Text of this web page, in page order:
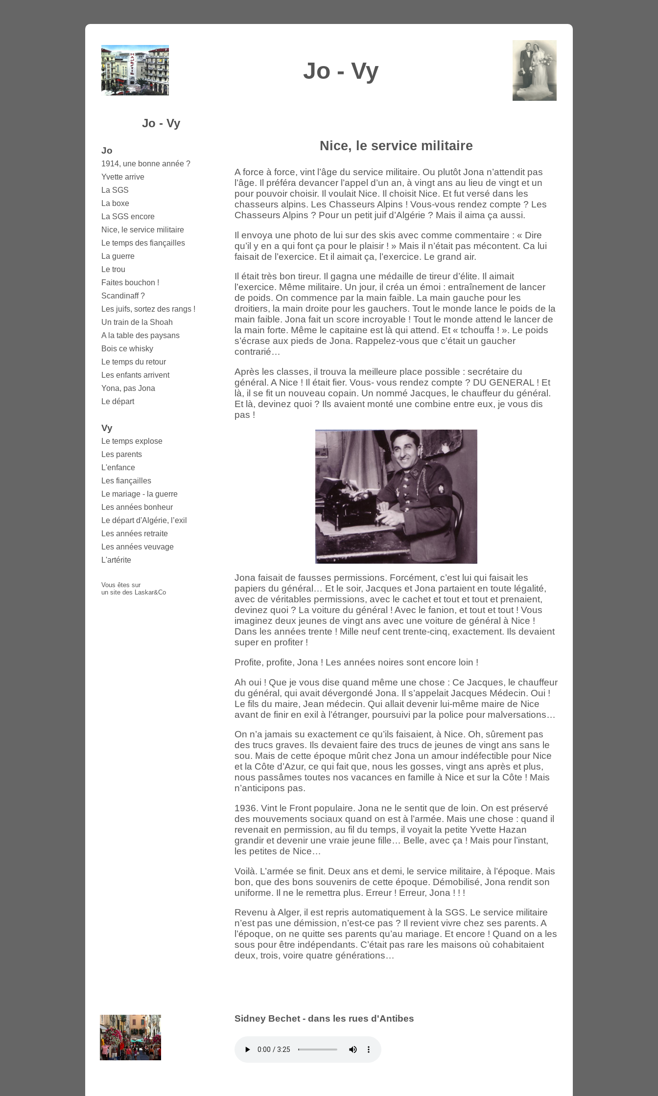
Jo - Vy
Jo - Vy
Jo
1914, une bonne année ?
Yvette arrive
La SGS
La boxe
La SGS encore
Nice, le service militaire
Le temps des fiançailles
La guerre
Le trou
Faites bouchon !
Scandinaff ?
Les juifs, sortez des rangs !
Un train de la Shoah
A la table des paysans
Bois ce whisky
Le temps du retour
Les enfants arrivent
Yona, pas Jona
Le départ
Vy
Le temps explose
Les parents
L'enfance
Les fiançailles
Le mariage - la guerre
Les années bonheur
Le départ d'Algérie, l’exil
Les années retraite
Les années veuvage
L'artérite
Vous êtes sur
un site des Laskar&Co
Nice, le service militaire
A force à force, vint l’âge du service militaire. Ou plutôt Jona n’attendit pas
l’âge. Il préféra devancer l’appel d’un an, à vingt ans au lieu de vingt et un
pour pouvoir choisir. Il voulait Nice. Il choisit Nice. Et fut versé dans les
chasseurs alpins. Les Chasseurs Alpins ! Vous-vous rendez compte ? Les
Chasseurs Alpins ? Pour un petit juif d’Algérie ? Mais il aima ça aussi.
Il envoya une photo de lui sur des skis avec comme commentaire : « Dire
qu’il y en a qui font ça pour le plaisir ! » Mais il n’était pas mécontent. Ca lui
faisait de l’exercice. Et il aimait ça, l’exercice. Le grand air.
Il était très bon tireur. Il gagna une médaille de tireur d’élite. Il aimait
l’exercice. Même militaire. Un jour, il créa un émoi : entraînement de lancer
de poids. On commence par la main faible. La main gauche pour les
droitiers, la main droite pour les gauchers. Tout le monde lance le poids de la
main faible. Jona fait un score incroyable ! Tout le monde attend le lancer de
la main forte. Même le capitaine est là qui attend. Et « tchouffa ! ». Le poids
s’écrase aux pieds de Jona. Rappelez-vous que c’était un gaucher
contrarié…
Après les classes, il trouva la meilleure place possible : secrétaire du
général. A Nice ! Il était fier. Vous- vous rendez compte ? DU GENERAL ! Et
là, il se fit un nouveau copain. Un nommé Jacques, le chauffeur du général.
Et là, devinez quoi ? Ils avaient monté une combine entre eux, je vous dis
pas !
Jona faisait de fausses permissions. Forcément, c’est lui qui faisait les
papiers du général… Et le soir, Jacques et Jona partaient en toute légalité,
avec de véritables permissions, avec le cachet et tout et tout et prenaient,
devinez quoi ? La voiture du général ! Avec le fanion, et tout et tout ! Vous
imaginez deux jeunes de vingt ans avec une voiture de général à Nice !
Dans les années trente ! Mille neuf cent trente-cinq, exactement. Ils devaient
super en profiter !
Profite, profite, Jona ! Les années noires sont encore loin !
Ah oui ! Que je vous dise quand même une chose : Ce Jacques, le chauffeur
du général, qui avait dévergondé Jona. Il s’appelait Jacques Médecin. Oui !
Le fils du maire, Jean médecin. Qui allait devenir lui-même maire de Nice
avant de finir en exil à l’étranger, poursuivi par la police pour malversations…
On n’a jamais su exactement ce qu’ils faisaient, à Nice. Oh, sûrement pas
des trucs graves. Ils devaient faire des trucs de jeunes de vingt ans sans le
sou. Mais de cette époque mûrit chez Jona un amour indéfectible pour Nice
et la Côte d’Azur, ce qui fait que, nous les gosses, vingt ans après et plus,
nous passâmes toutes nos vacances en famille à Nice et sur la Côte ! Mais
n’anticipons pas.
1936. Vint le Front populaire. Jona ne le sentit que de loin. On est préservé
des mouvements sociaux quand on est à l’armée. Mais une chose : quand il
revenait en permission, au fil du temps, il voyait la petite Yvette Hazan
grandir et devenir une vraie jeune fille… Belle, avec ça ! Mais pour l’instant,
les petites de Nice…
Voilà. L’armée se finit. Deux ans et demi, le service militaire, à l’époque. Mais
bon, que des bons souvenirs de cette époque. Démobilisé, Jona rendit son
uniforme. Il ne le remettra plus. Erreur ! Erreur, Jona ! ! !
Revenu à Alger, il est repris automatiquement à la SGS. Le service militaire
n’est pas une démission, n’est-ce pas ? Il revient vivre chez ses parents. A
l’époque, on ne quitte ses parents qu’au mariage. Et encore ! Quand on a les
sous pour être indépendants. C’était pas rare les maisons où cohabitaient
deux, trois, voire quatre générations…
Sidney Bechet - dans les rues d'Antibes